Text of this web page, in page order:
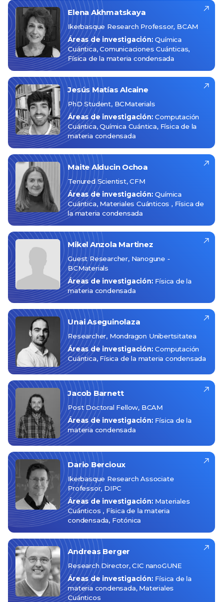
Elena Akhmatskaya
Ikerbasque Research Professor, BCAM
Áreas de investigación: Química
Cuántica Comunicaciones Cuánticas
Física de la materia condensada
Jesús MatíasAlcaine
PhD Student, BCMaterials
Áreas de investigación: Computación
Cuántica Química Cuántica Física de la
materia condensada
Maite Alducin Ochoa
Tenured Scientist, CFM
Áreas de investigación: Química
Cuántica Materiales Cuánticos
Física de
la materia condensada
Mikel Anzola Martinez
Guest Researcher, Nanogune -
BCMaterials
Áreas de investigación: Física de la
materia condensada
UnaiAseguinolaza
Researcher, Mondragon Unibertsitatea
Áreas de investigación: Computación
Cuántica Física de la materia condensada
Jacob Barnett
Post Doctoral Fellow, BCAM
Áreas de investigación: Física de la
materia condensada
Dario Bercioux
Ikerbasque Research Associate
Professor, DIPC
Áreas de investigación: Materiales
Cuánticos
Física de la materia
condensada Fotónica
Andreas Berger
Research Director, CIC nanoGUNE
Áreas de investigación: Física de la
materia condensada Materiales
Cuánticos